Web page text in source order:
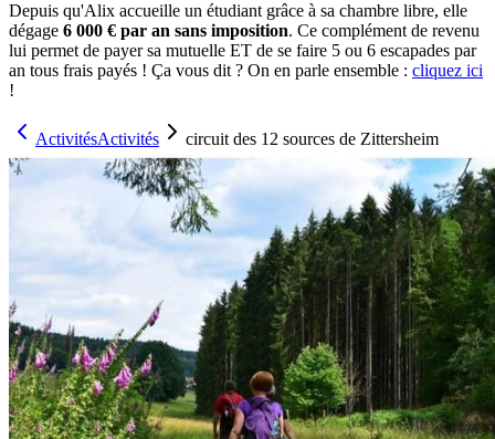
Depuis qu'Alix accueille un étudiant grâce à sa chambre libre, elle
dégage 6 000 € par an sans imposition. Ce complément de revenu
lui permet de payer sa mutuelle ET de se faire 5 ou 6 escapades par
an tous frais payés ! Ça vous dit ? On en parle ensemble : cliquez ici
!
ActivitésActivités circuit des 12 sources de Zittersheim